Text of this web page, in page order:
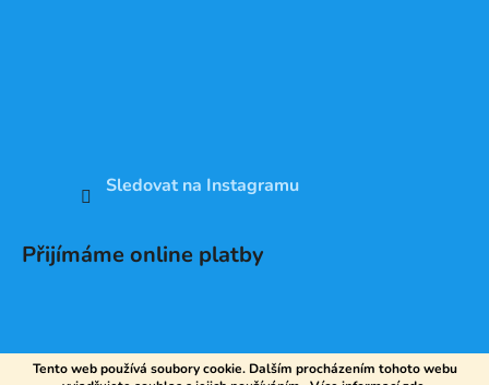
Tento web používá soubory cookie. Dalším procházením tohoto webu
Sledovat na Instagramu
Přijímáme online platby